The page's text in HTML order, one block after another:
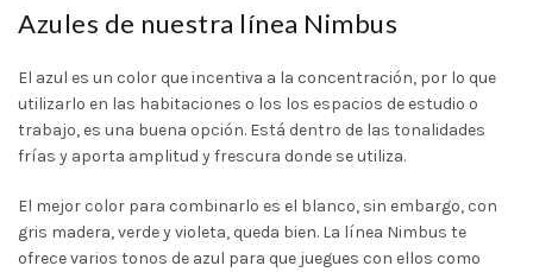
Azules de nuestra línea Nimbus
El azul es un color que incentiva a la concentración, por lo que
utilizarlo en las habitaciones o los los espacios de estudio o
trabajo, es una buena opción. Está dentro de las tonalidades
frías y aporta amplitud y frescura donde se utiliza.
El mejor color para combinarlo es el blanco, sin embargo, con
gris madera, verde y violeta, queda bien. La línea Nimbus te
ofrecevarios tonos de azul para que juegues con ellos como